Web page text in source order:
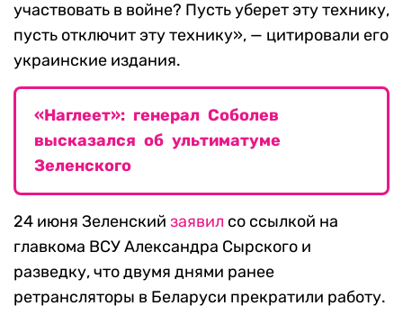
участвовать в войне? Пусть уберет эту технику,
пусть отключит эту технику», — цитировали его
украинские издания.
«Наглеет»: генерал Соболев
высказался об ультиматуме
Зеленского
24 июня Зеленский заявил со ссылкой на
главкома ВСУ Александра Сырского и
разведку, что двумя днями ранее
ретрансляторы в Беларуси прекратили работу.